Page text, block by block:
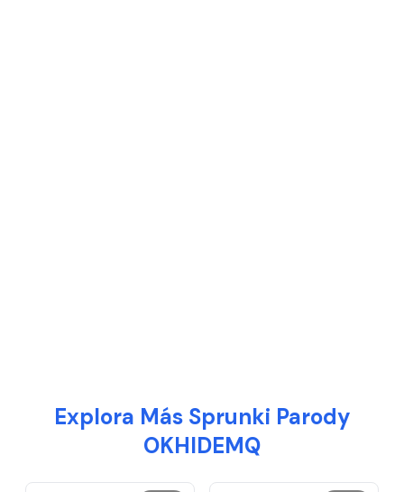
Explora Más Sprunki Parody
OKHIDEMQ